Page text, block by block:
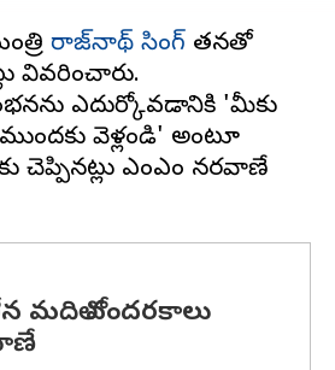
రాజ్‌నాథ్‌ సింగ్‌ తనతో
వివరించారు.
ఎదుర్కోవడానికి 'మీకు
వెళ్లండి' అంటూ
చెప్పినట్లు ఎంఎం నరవాణే
మదిలో వందరకాలు